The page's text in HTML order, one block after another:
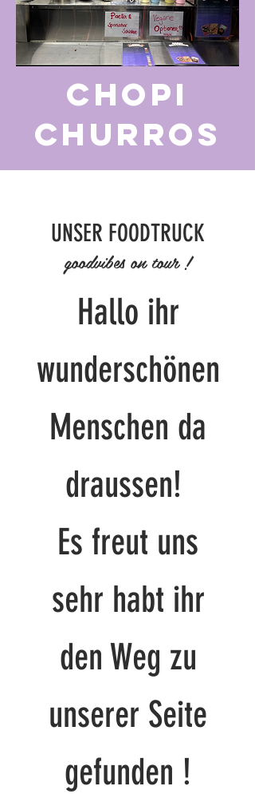
Chopi
Churros
UNSER FOODTRUCK
goodvibes on tour !
Hallo ihr
wunderschönen
Menschen da
draussen!
Es freut uns
sehr habt ihr
den Weg zu
unserer Seite
gefunden !